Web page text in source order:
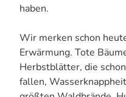
haben.
Wir merken schon
Erwärmung. Tote
Herbstblätter, die
fallen,